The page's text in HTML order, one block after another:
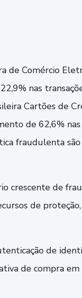
de Comércio
nas
Cartões de
de 62,6%
fraudulenta
crescente de
de
de
de compra em